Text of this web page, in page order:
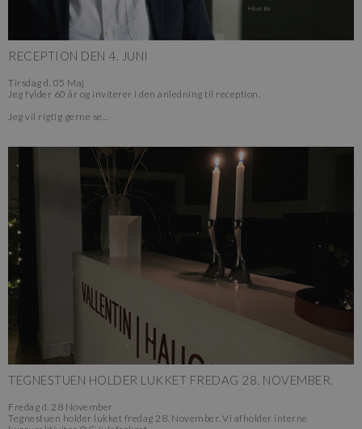
RECEPTION DEN 4. JUNI
Tirsdag d. 05 Maj
Jeg fylder 60 år og inviterer i den anledning til reception.
Jeg vil rigtig gerne se...
TEGNESTUEN HOLDER LUKKET FREDAG 28. NOVEMBER.
Fredag d. 28 November
Tegnestuen holder lukket fredag 28. November. Vi afholder interne